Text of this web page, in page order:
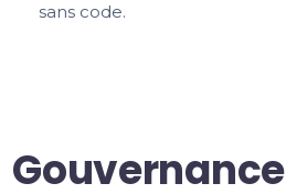
sans code.